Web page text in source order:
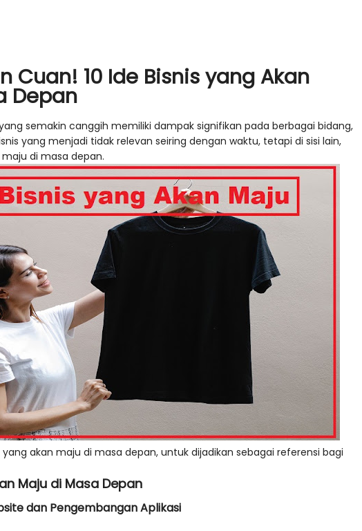
Cuan! 10 Ide Bisnis yang Akan
Depan
semakin canggih memiliki dampak signifikan pada berbagai bidang,
yang menjadi tidak relevan seiring dengan waktu, tetapi di sisi lain,
di masa depan.
yang akan maju di masa depan, untuk dijadikan sebagai referensi bagi
Maju di Masa Depan
dan Pengembangan Aplikasi